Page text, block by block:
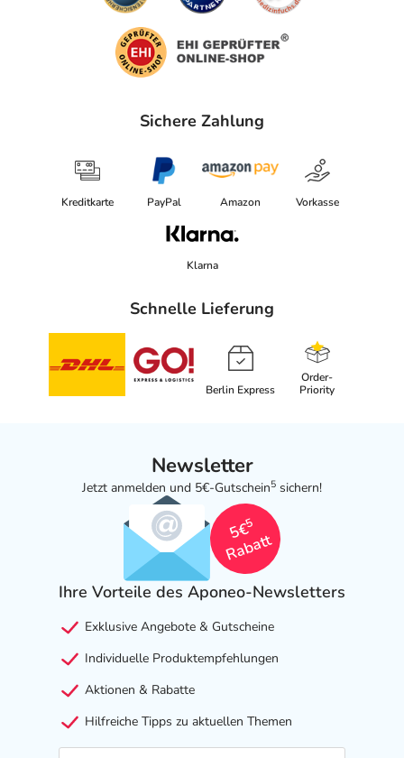
Sichere Zahlung
Kreditkarte PayPal Amazon Vorkasse
Klarna
Schnelle Lieferung
Berlin Express
Order-
Priority
Newsletter
Jetzt anmelden und 5€-Gutschein5 sichern!
5€
5
Rabatt
Ihre Vorteile des Aponeo-Newsletters
Exklusive Angebote & Gutscheine
Individuelle Produktempfehlungen
Aktionen & Rabatte
Hilfreiche Tipps zu aktuellen Themen